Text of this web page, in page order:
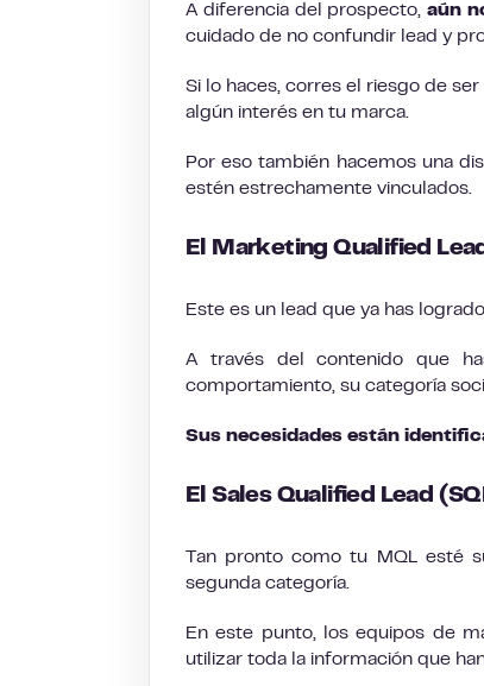
A diferencia del prospecto, aún
cuidado de no confundir lead y
Si lo haces, corres el riesgo de
algún interés en tu marca.
Por eso también hacemos una
estén estrechamente vinculados.
El Marketing Qualified
Este es un lead que ya has
A través del contenido que
comportamiento, su categoría
Sus necesidades están
El Sales Qualified Lead
Tan pronto como tu MQL esté
segunda categoría.
En este punto, los equipos de
utilizar toda la información que